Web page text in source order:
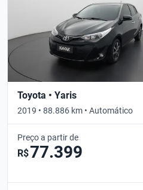
Toyota • Yaris
2019 • 88.886 km • Automático
Preço a partir de
R$77.399